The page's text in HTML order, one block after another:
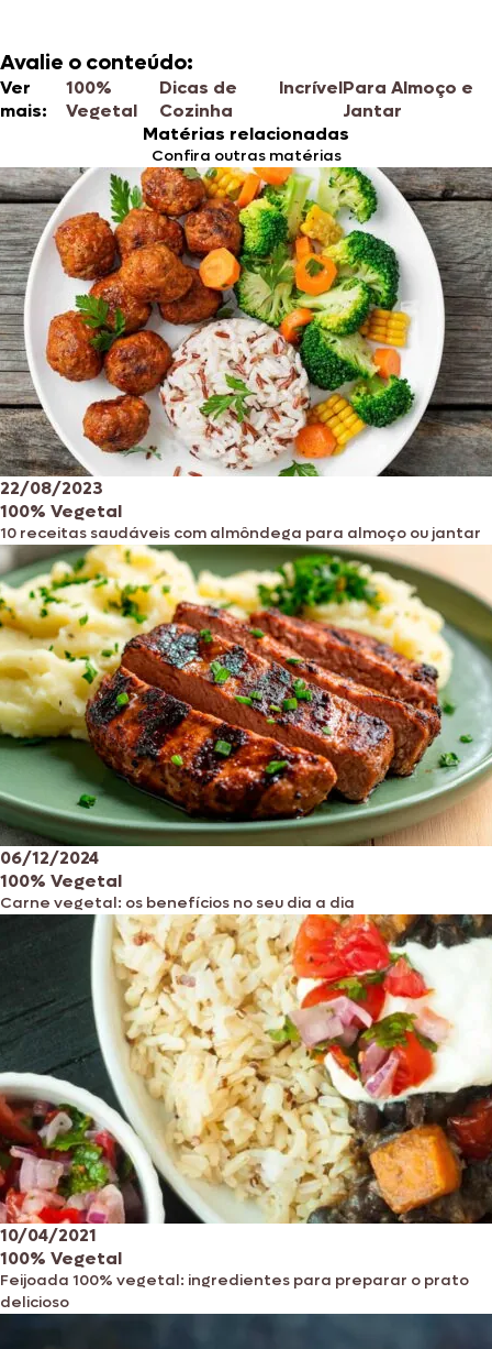
Avalie o conteúdo:
Ver
mais:
100%
Vegetal
Dicas de
Cozinha
IncrívelPara Almoço e
Jantar
Matérias relacionadas
Confira outras matérias
22/08/2023
100% Vegetal
10 receitas saudáveis com almôndega para almoço ou jantar
06/12/2024
100% Vegetal
Carne vegetal: os benefícios no seu dia a dia
10/04/2021
100% Vegetal
Feijoada 100% vegetal: ingredientes para preparar o prato
delicioso